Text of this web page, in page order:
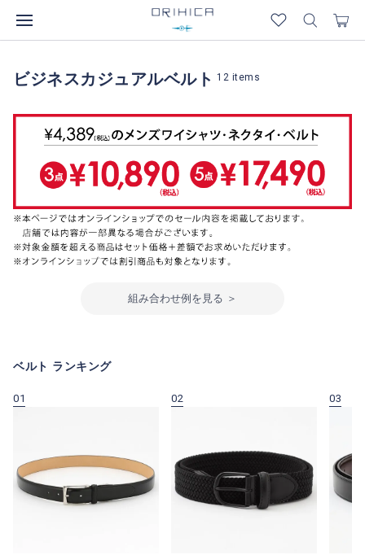
ビジネスカジュアルベルト 12 items
組み合わせ例を見る ＞
ベルト ランキング
01 02 03